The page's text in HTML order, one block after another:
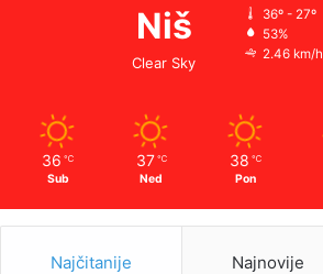
Niš
Clear Sky
36º - 27º
53%
2.46 km/h
36 ℃
Sub
37 ℃
Ned
38 ℃
Pon
Najčitanije Najnovije